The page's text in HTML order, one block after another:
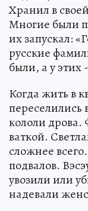
Хранил в
Многие были
их запускал:
русские
были, а у
Когда жить в
переселились
кололи дрова.
ваткой.
сложнее
подвалов.
увозили или
надевали